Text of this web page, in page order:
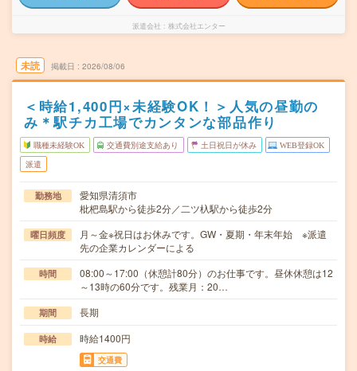
派遣会社 株式会社エンター
未読 掲載日 2026/08/06
＜時給1,400円×未経験OK！＞人気の昼勤の
み＊駅チカ工場でカンタンな部品作り
職種未経験OK 交通費別途支給あり 土日祝日が休み WEB登録OK
派遣
勤務地
愛知県清須市
枇杷島駅から徒歩2分／二ツ杁駅から徒歩2分
曜日頻度
月～金※祝日はお休みです。GW・夏期・年末年始 ※派遣
先の企業カレンダーによる
時間
08:00～17:00（休憩計80分）のお仕事です。昼休休憩は12
～13時の60分です。残業月：20…
期間 長期
時給 時給1400円
交通費